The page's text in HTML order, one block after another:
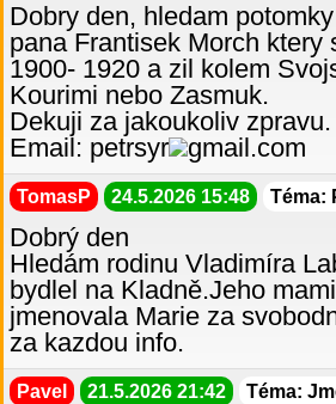
Dobry den, hledam
pana Frantisek Morch ktery
1900- 1920 a zil kolem
Kourimi nebo Zasmuk.
Dekuji za jakoukoliv zpravu.
Email: petrsyr
gmail.com
TomasP 24.5.2026 15:48 Téma:
Dobrý den
Hledám rodinu Vladimíra
bydlel na Kladně.Jeho
jmenovala Marie za
za kazdou info.
Pavel 21.5.2026 21:42 Téma: